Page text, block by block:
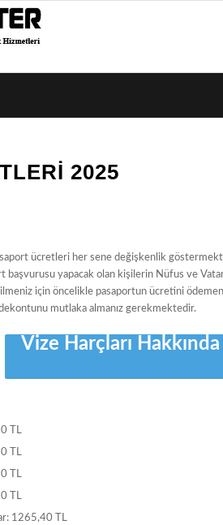
2025
ücretleri her sene değişkenlik
başvurusu yapacak olan kişilerin Nüfus ve
için öncelikle pasaportun ücretini
mutlaka almanız gerekmektedir.
Vize Harçları
TL
TL
TL
TL
1265,40 TL